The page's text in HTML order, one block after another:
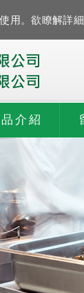
用。欲瞭解詳
介紹